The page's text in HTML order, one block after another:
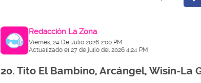
Redacción La Zona
Viernes, 24 De Julio 2026 2:00 PM
Actualizado el 27 de julio del 2026 4:24 PM
20. Tito El Bambino, Arcángel, Wisin-La